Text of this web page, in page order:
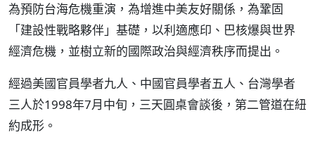
為預防台海危機重演，為增進中美友好關係，為鞏固
「建設性戰略夥伴」基礎，以利適應印、巴核爆與世界
經濟危機，並樹立新的國際政治與經濟秩序而提出。
經過美國官員學者九人、中國官員學者五人、台灣學者
三人於1998年7月中旬，三天圓桌會談後，第二管道在紐
約成形。